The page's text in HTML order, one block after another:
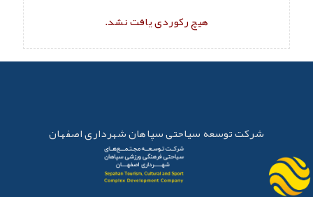
هیچ رکوردی یافت نشد.
شرکت توسعه سیاحتی سپاهان شهرداری اصفهان